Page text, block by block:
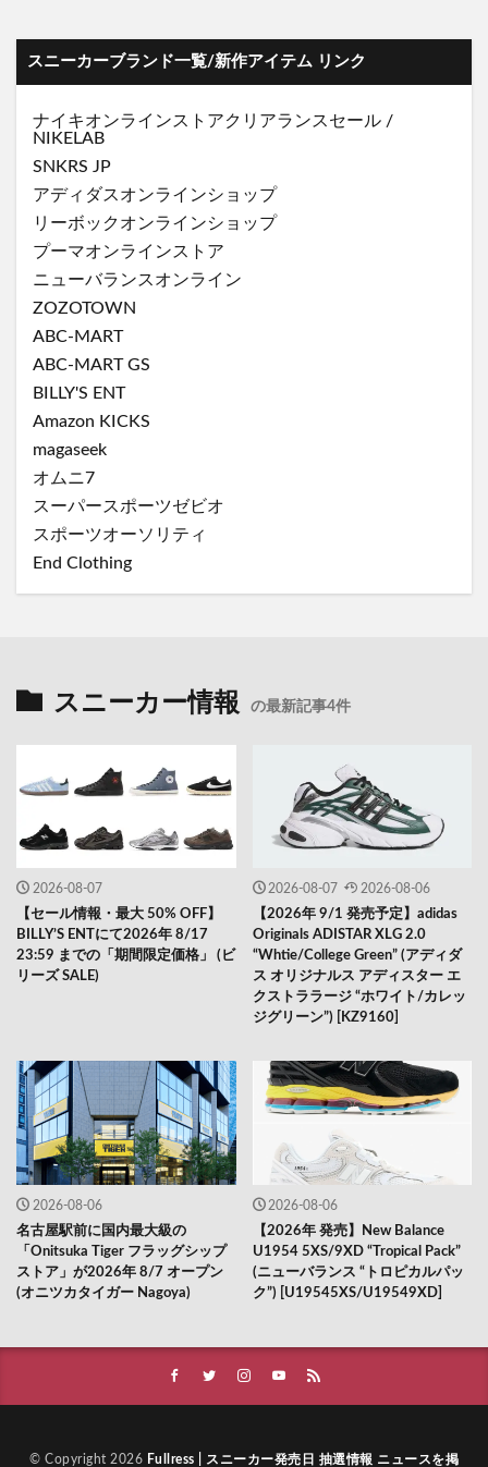
スニーカーブランド一覧/新作アイテム リンク
ナイキオンラインストアクリアランスセール /
NIKELAB
SNKRS JP
アディダスオンラインショップ
リーボックオンラインショップ
プーマオンラインストア
ニューバランスオンライン
ZOZOTOWN
ABC-MART
ABC-MART GS
BILLY'S ENT
Amazon KICKS
magaseek
オムニ7
スーパースポーツゼビオ
スポーツオーソリティ
End Clothing
スニーカー情報 の最新記事4件
2026-08-07
【セール情報・最大 50% OFF】
BILLY’S ENTにて2026年 8/17
23:59 までの「期間限定価格」 (ビ
リーズ SALE)
2026-08-07 2026-08-06
【2026年 9/1 発売予定】adidas
Originals ADISTAR XLG 2.0
“Whtie/College Green” (アディダ
ス オリジナルス アディスター エ
クストララージ “ホワイト/カレッ
ジグリーン”) [KZ9160]
2026-08-06
名古屋駅前に国内最大級の
「Onitsuka Tiger フラッグシップ
ストア」が2026年 8/7 オープン
(オニツカタイガー Nagoya)
2026-08-06
【2026年 発売】New Balance
U1954 5XS/9XD “Tropical Pack”
(ニューバランス “トロピカルパッ
ク”) [U19545XS/U19549XD]
© Copyright 2026 Fullress | スニーカー発売日 抽選情報 ニュースを掲